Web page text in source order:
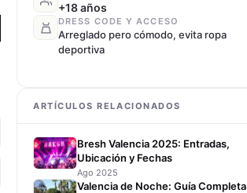
+18 años
DRESS CODE Y ACCESO
Arreglado pero cómodo, evita ropa
deportiva
ARTÍCULOS RELACIONADOS
Bresh Valencia 2025: Entradas,
Ubicación y Fechas
Ago 2025
Valencia de Noche: Guía Completa
Comprar entrada →